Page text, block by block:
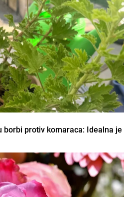
borbi protiv komaraca: Idealna je